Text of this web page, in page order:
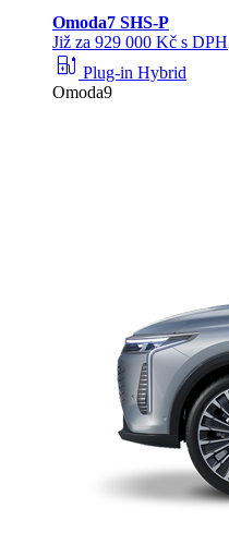
Omoda7 SHS-P
Již za 929 000 Kč s DPH
ev_station Plug-in Hybrid
Omoda9